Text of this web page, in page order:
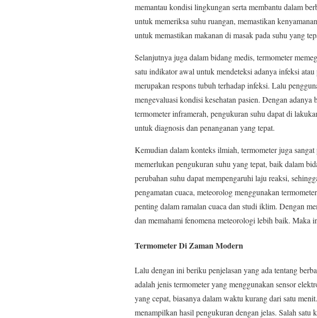
memantau kondisi lingkungan serta membantu dalam
untuk memeriksa suhu ruangan, memastikan
untuk memastikan makanan di masak pada suhu yang
Selanjutnya juga dalam bidang medis, termometer
satu indikator awal untuk mendeteksi adanya infeksi
merupakan respons tubuh terhadap infeksi. Lalu
mengevaluasi kondisi kesehatan pasien. Dengan
termometer inframerah, pengukuran suhu dapat di
untuk diagnosis dan penanganan yang tepat.
Kemudian dalam konteks ilmiah, termometer juga
memerlukan pengukuran suhu yang tepat, baik dalam
perubahan suhu dapat mempengaruhi laju reaksi,
pengamatan cuaca, meteorolog menggunakan
penting dalam ramalan cuaca dan studi iklim. Dengan
dan memahami fenomena meteorologi lebih baik. Maka
Termometer Di Zaman Modern
Lalu dengan ini beriku penjelasan yang ada tentang
adalah jenis termometer yang menggunakan sensor
yang cepat, biasanya dalam waktu kurang dari satu
menampilkan hasil pengukuran dengan jelas. Salah